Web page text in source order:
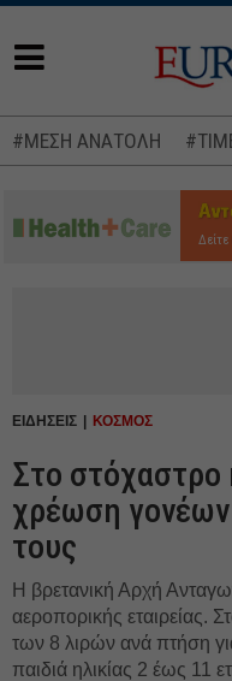
#ΜΕΣΗ ΑΝΑΤΟΛΗ
Δείτε
ΕΙΔΗΣΕΙΣ ΚΟΣΜΟΣ
Στο στόχαστρο
χρέωση γονέων
τους
Η βρετανική Αρχή
αεροπορικής εταιρείας.
των 8 λιρών ανά πτήση
παιδιά ηλικίας 2 έως 11